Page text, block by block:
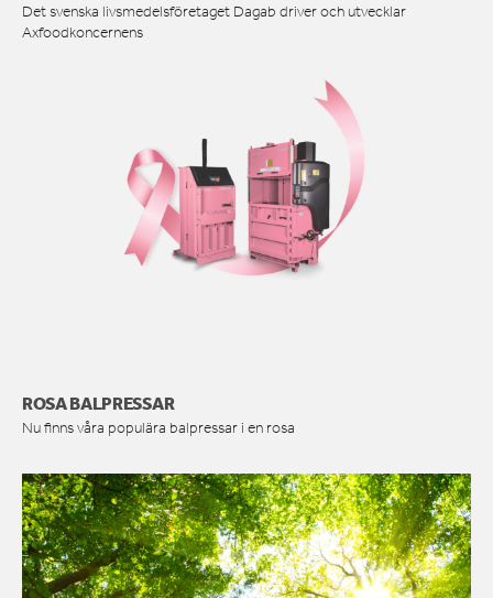
Det svenska livsmedelsföretaget Dagab driver och utvecklar
Axfoodkoncernens
ROSA BALPRESSAR
Nu finns våra populära balpressar i en rosa